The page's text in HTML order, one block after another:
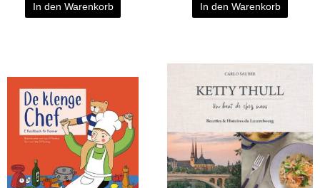
In den Warenkorb In den Warenkorb